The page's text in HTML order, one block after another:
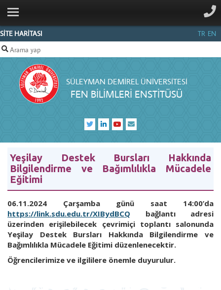
SİTE HARİTASI TR EN
SÜLEYMAN DEMIREL ÜNIVERSITESI
FEN BİLİMLERİ ENSTİTÜSÜ
ANA SAYFA
KURUMSAL
PERSONEL
ANABİLİM
DALLARI
SDÜFORMS
İLETIŞIM
Yeşilay Destek Bursları Hakkında
Bilgilendirme ve Bağımlılıkla Mücadele
Eğitimi
06.11.2024 Çarşamba günü saat 14:00’da
https://link.sdu.edu.tr/XIBydBCQ bağlantı adresi
üzerinden erişilebilecek çevrimiçi toplantı salonunda
Yeşilay Destek Bursları Hakkında Bilgilendirme ve
Bağımlılıkla Mücadele Eğitimi düzenlenecektir.
Öğrencilerimize ve ilgililere önemle duyurulur.